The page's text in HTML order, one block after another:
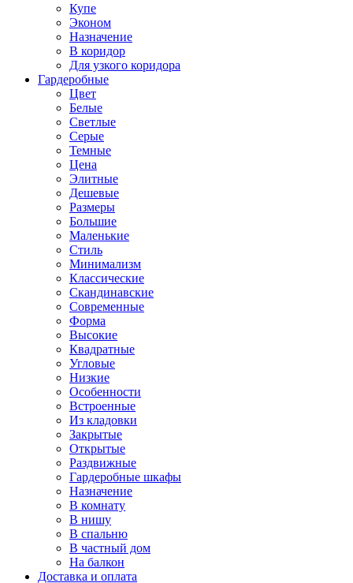
Купе
Эконом
Назначение
В коридор
Для узкого коридора
Гардеробные
Цвет
Белые
Светлые
Серые
Темные
Цена
Элитные
Дешевые
Размеры
Большие
Маленькие
Стиль
Минимализм
Классические
Скандинавские
Современные
Форма
Высокие
Квадратные
Угловые
Низкие
Особенности
Встроенные
Из кладовки
Закрытые
Открытые
Раздвижные
Гардеробные шкафы
Назначение
В комнату
В нишу
В спальню
В частный дом
На балкон
Доставка и оплата